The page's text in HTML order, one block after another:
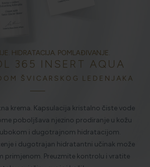
MEDITERANA: ZAŠTO NAŠA KOŽA
OBOŽAVA SMILJE?
I KLIMA: KAKO OBNOVITI KOŽU NAKON
DANA NA PLAŽI?
SUNČANJA: ZAŠTO NE BISMO
HIDRATACIJA. POMLAĐIVANJE.
365 INSERT AQUA
ŠVICARSKOG LEDENJAKA
krema. Kapsulacija kristalno čiste vode
poboljšava njezino prodiranje u kožu
i dugotrajnom hidratacijom.
i dugotrajan hidratantni učinak može
primjenom. Preuzmite kontrolu i vratite